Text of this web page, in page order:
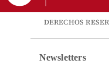
DERECHOS
Newsletters